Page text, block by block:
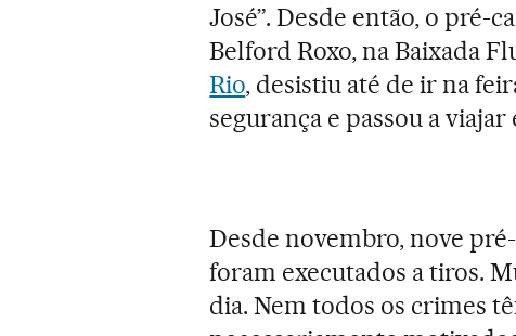
José”. Desde então, o pré-
Belford Roxo, na Baixada
Rio, desistiu até de ir na
segurança e passou a
Desde novembro, nove
foram executados a tiros.
dia. Nem todos os crimes